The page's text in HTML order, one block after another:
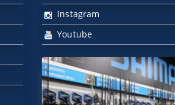
Instagram
Youtube